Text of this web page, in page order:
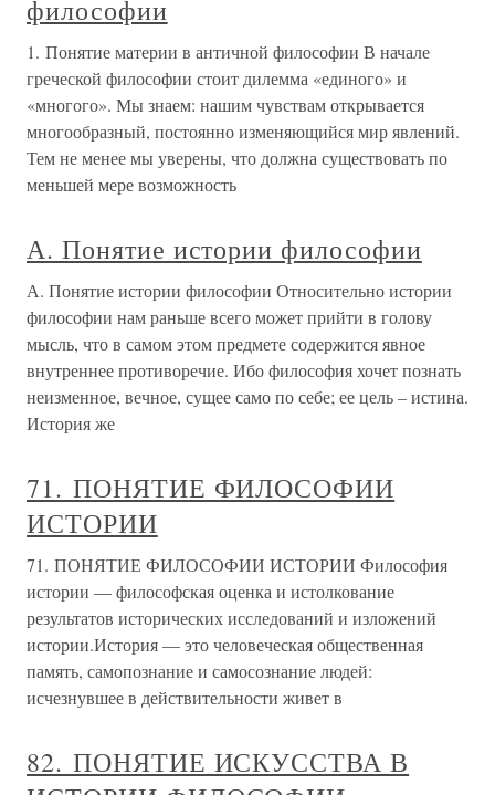
философии
1. Понятие материи в античной философии В начале
греческой философии стоит дилемма «единого» и
«многого». Мы знаем: нашим чувствам открывается
многообразный, постоянно изменяющийся мир явлений.
Тем не менее мы уверены, что должна существовать по
меньшей мере возможность
А. Понятие истории философии
А. Понятие истории философии Относительно истории
философии нам раньше всего может прийти в голову
мысль, что в самом этом предмете содержится явное
внутреннее противоречие. Ибо философия хочет познать
неизменное, вечное, сущее само по себе; ее цель – истина.
История же
71. ПОНЯТИЕ ФИЛОСОФИИ
ИСТОРИИ
71. ПОНЯТИЕ ФИЛОСОФИИ ИСТОРИИ Философия
истории — философская оценка и истолкование
результатов исторических исследований и изложений
истории.История — это человеческая общественная
память, самопознание и самосознание людей:
исчезнувшее в действительности живет в
82. ПОНЯТИЕ ИСКУССТВА В